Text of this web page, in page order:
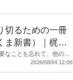
切るための一冊
ま新書）｜梶原
なことを忘れて、他のこ
べき本がある。元月刊
2026/08/04 12:00